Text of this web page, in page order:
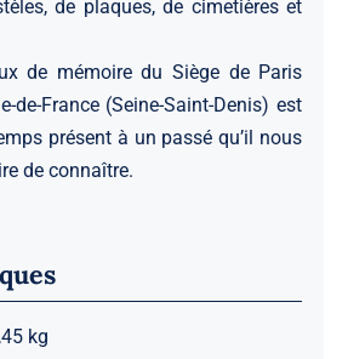
de plaques, de cimetières et
de mémoire du Siège de Paris
de-France (Seine-Saint-Denis) est
présent à un passé qu’il nous
de connaître.
kg